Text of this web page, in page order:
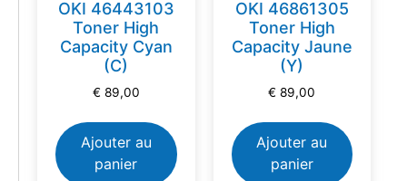
OKI 46443103
Toner High
Capacity Cyan
(C)
€ 89,00
Ajouter au
panier
OKI 46861305
Toner High
Capacity Jaune
(Y)
€ 89,00
Ajouter au
panier